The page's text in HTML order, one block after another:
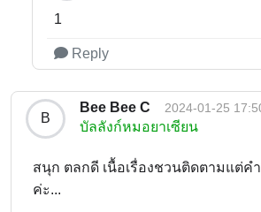
1
Reply
B
Bee Bee C 2024-01-25
บัลลังก์หมอยาเซียน
สนุก ตลกดี เนื้อเรื่องชวนติดตามแต่ค
ค่ะ...